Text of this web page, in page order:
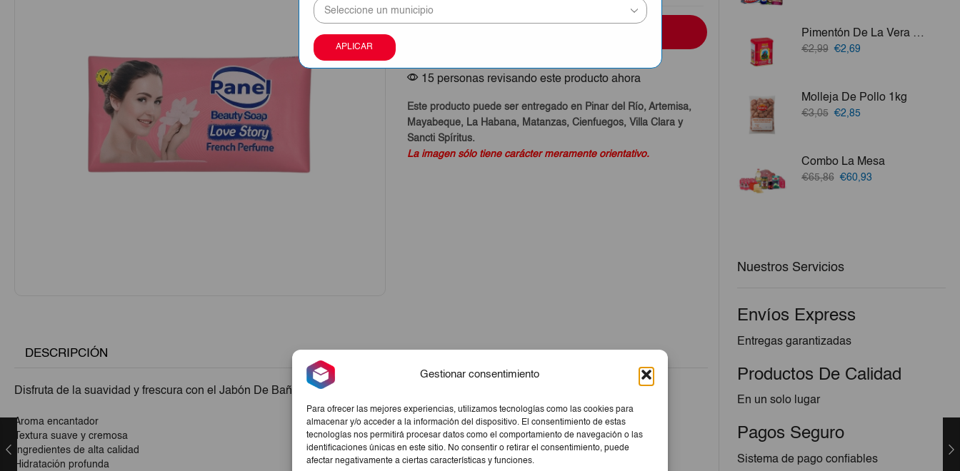
Gestionar consentimiento
Para ofrecer las mejores experiencias, utilizamos tecnologías como las cookies para
almacenar y/o acceder a la información del dispositivo. El consentimiento de estas
tecnologías nos permitirá procesar datos como el comportamiento de navegación o las
identificaciones únicas en este sitio. No consentir o retirar el consentimiento, puede
afectar negativamente a ciertas características y funciones.
APLICAR
Panel
15 personas revisando este producto ahora
Este producto puede ser entregado en Pinar del Río, Artemisa,
Mayabeque, La Habana, Matanzas, Cienfuegos, Villa Clara y
Sancti Spíritus.
La imagen sólo tiene carácter meramente orientativo.
DESCRIPCIÓN
Disfruta de la suavidad y frescura con el Jabón De Baño Panel Love Story. Una opción premium para cuidar tu piel.
Aroma encantador
Textura suave y cremosa
Ingredientes de alta calidad
Hidratación profunda
€22,29.€21,62.
Pimentón De La Vera Dulce 80g
€2,99 El
€2,99.
€2,69El
€2,69.
Molleja De Pollo 1kg
€3,05 El
€3,05.
€2,85El
€2,85.
Combo La Mesa
€65,86 El
€60,93El
Nuestros Servicios
Envíos Express
Entregas garantizadas
Productos De Calidad
En un solo lugar
Pagos Seguro
Sistema de pago confiables